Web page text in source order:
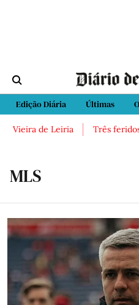
Edição Diária Últimas
de Leiria Três feridos
MLS